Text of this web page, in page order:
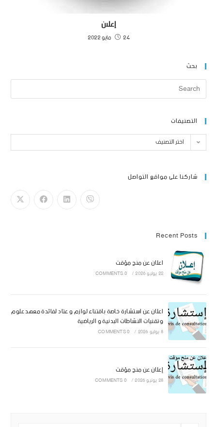
إعلان
24 مايو 2022
بحث
التصنيفات
اختر التصنيف
شاركنا على مواقع التواصل
Recent Posts
اعلان عن منح مؤقت
22 يوليو 2026 /
0 COMMENTS
اعلان عن استشارة خاصة باقتناء لوازم و عتاد لفائدة معهد علوم
وتقنيات النشاطات البدنية و الرياضية
8 يوليو 2026 /
0 COMMENTS
إعلان عن منح مؤقت
28 يونيو 2026 /
0 COMMENTS